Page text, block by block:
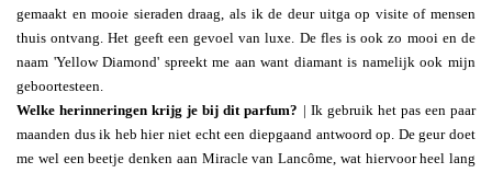
gemaakt en mooie sieraden draag, als ik de deur uitga op visite of mensen
thuis ontvang. Het geeft een gevoel van luxe. De fles is ook zo mooi en de
naam 'Yellow Diamond' spreekt me aan want diamant is namelijk ook mijn
geboortesteen.
Welke herinneringen krijg je bij dit parfum? | Ik gebruik het pas een paar
maanden dus ik heb hier niet echt een diepgaand antwoord op. De geur doet
me wel een beetje denken aan Miracle van Lancôme, wat hiervoor heel lang